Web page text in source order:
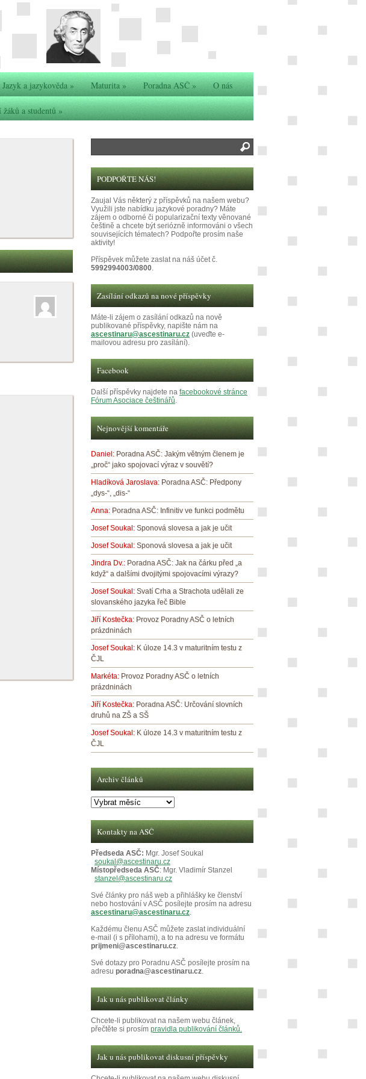
Jazyk a jazykověda» Maturita» Poradna ASČ» O nás
a studentů»
PODPOŘTE NÁS!
Zaujal Vás některý z příspěvků na našem webu?
Využili jste nabídku jazykové poradny? Máte
zájem o odborné či popularizační texty věnované
češtině a chcete být seriózně informováni o všech
souvisejících tématech? Podpořte prosím naše
aktivity!
Příspěvek můžete zaslat na náš účet č.
5992994003/0800.
Zasílání odkazů na nové příspěvky
Máte-li zájem o zasílání odkazů na nově
publikované příspěvky, napište nám na
ascestinaru@ascestinaru.cz (uveďte e-
mailovou adresu pro zasílání).
Facebook
Další příspěvky najdete na facebookové stránce
Fórum Asociace češtinářů.
Nejnovější komentáře
Daniel: Poradna ASČ: Jakým větným členem je
„proč“ jako spojovací výraz v souvětí?
Hladíková Jaroslava: Poradna ASČ: Předpony
„dys-“, „dis-“
Anna: Poradna ASČ: Infinitiv ve funkci podmětu
Josef Soukal: Sponová slovesa a jak je učit
Josef Soukal: Sponová slovesa a jak je učit
Jindra Dv.: Poradna ASČ: Jak na čárku před „a
když“ a dalšími dvojitými spojovacími výrazy?
Josef Soukal: Svatí Crha a Strachota udělali ze
slovanského jazyka řeč Bible
Jiří Kostečka: Provoz Poradny ASČ o letních
prázdninách
Josef Soukal: K úloze 14.3 v maturitním testu z
ČJL
Markéta: Provoz Poradny ASČ o letních
prázdninách
Jiří Kostečka: Poradna ASČ: Určování slovních
druhů na ZŠ a SŠ
Josef Soukal: K úloze 14.3 v maturitním testu z
ČJL
Archiv článků
Archiv
článků
Kontakty na ASČ
Předseda ASČ: Mgr. Josef Soukal
soukal@ascestinaru.cz
Místopředseda ASČ: Mgr. Vladimír Stanzel
stanzel@ascestinaru.cz
Své články pro náš web a přihlášky ke členství
nebo hostování v ASČ posílejte prosím na adresu
ascestinaru@ascestinaru.cz.
Každému členu ASČ můžete zaslat individuální
e-mail (i s přílohami), a to na adresu ve formátu
prijmeni@ascestinaru.cz.
Své dotazy pro Poradnu ASČ posílejte prosím na
adresu poradna@ascestinaru.cz.
Jak u nás publikovat články
Chcete-li publikovat na našem webu článek,
přečtěte si prosím pravidla publikování článků.
Jak u nás publikovat diskusní příspěvky